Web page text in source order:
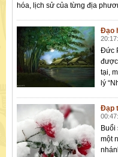
hóa, lịch sử của từng địa
Đạo
Đức
tại,
lý
Đạp
Buổi
một